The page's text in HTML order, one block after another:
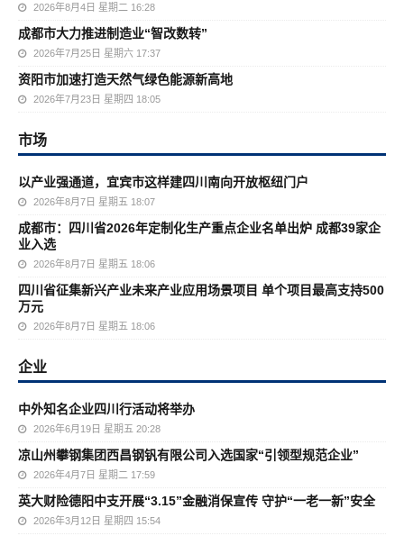
2026年8月4日 星期二 16:28
成都市大力推进制造业“智改数转”
2026年7月25日 星期六 17:37
资阳市加速打造天然气绿色能源新高地
2026年7月23日 星期四 18:05
市场
以产业强通道，宜宾市这样建四川南向开放枢纽门户
2026年8月7日 星期五 18:07
成都市：四川省2026年定制化生产重点企业名单出炉 成都39家企
业入选
2026年8月7日 星期五 18:06
四川省征集新兴产业未来产业应用场景项目 单个项目最高支持500
万元
2026年8月7日 星期五 18:06
企业
中外知名企业四川行活动将举办
2026年6月19日 星期五 20:28
凉山州攀钢集团西昌钢钒有限公司入选国家“引领型规范企业”
2026年4月7日 星期二 17:59
英大财险德阳中支开展“3.15”金融消保宣传 守护“一老一新”安全
2026年3月12日 星期四 15:54